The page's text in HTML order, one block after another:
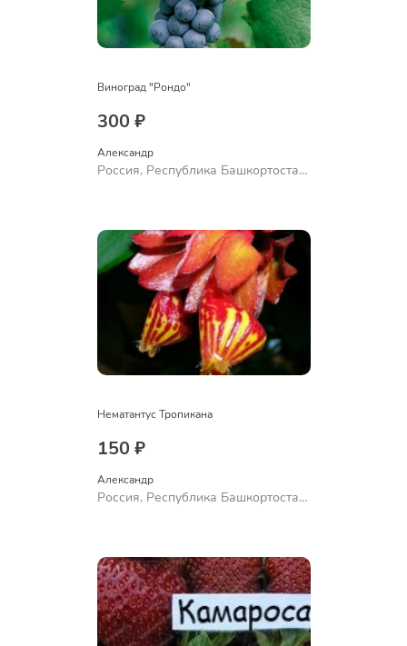
Виноград "Рондо"
300 ₽
Александр
Россия, Республика Башкортостан,
Нематантус Тропикана
150 ₽
Александр
Россия, Республика Башкортостан,